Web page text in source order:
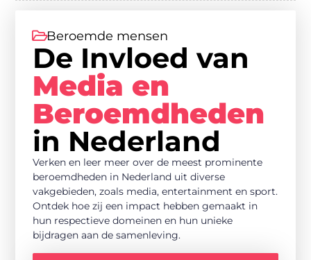
Beroemde mensen
De Invloed van
Media en
Beroemdheden
in Nederland
Verken en leer meer over de meest prominente
beroemdheden in Nederland uit diverse
vakgebieden, zoals media, entertainment en sport.
Ontdek hoe zij een impact hebben gemaakt in
hun respectieve domeinen en hun unieke
bijdragen aan de samenleving.